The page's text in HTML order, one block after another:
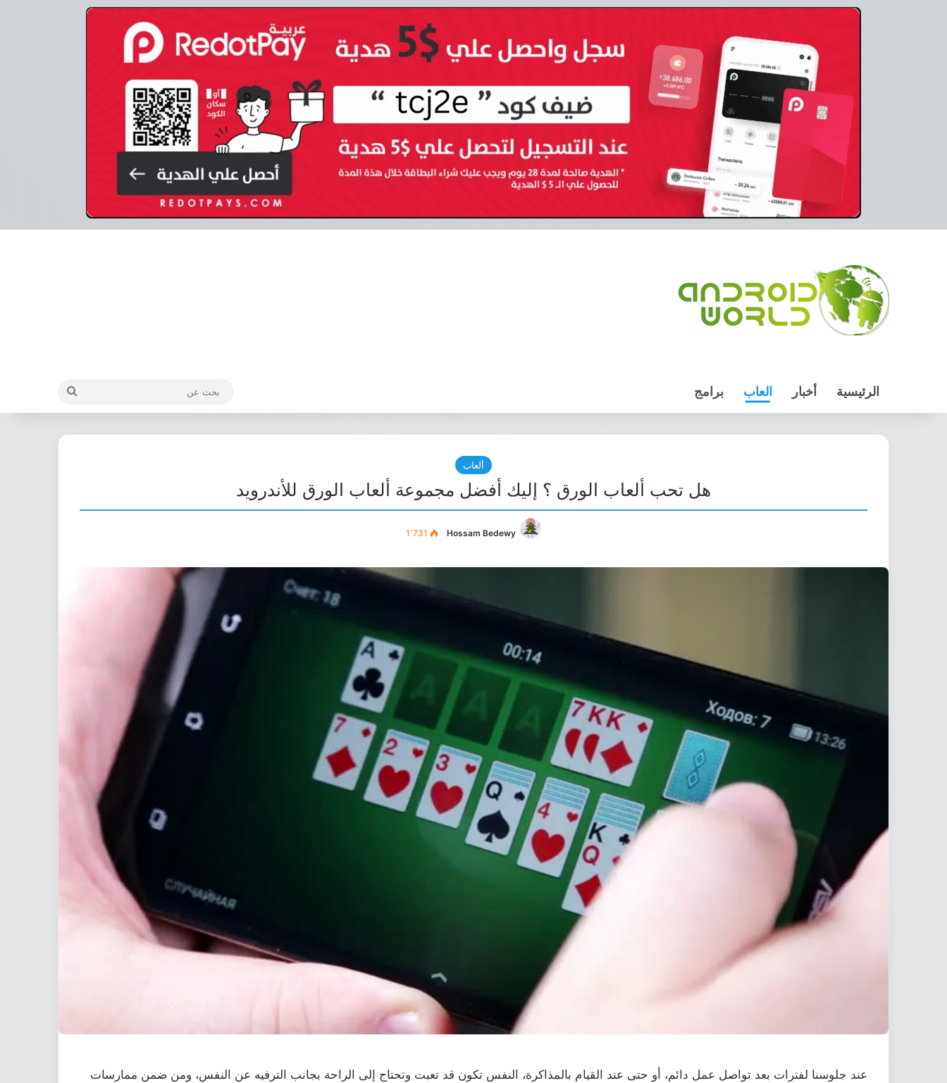
الرئيسية أخبار العاب برامج
بحث
عن
ألعاب
هل تحب ألعاب الورق ؟ إليك أفضل مجموعة ألعاب الورق للأندرويد
Hossam Bedewy 1٬731
عند جلوسنا لفترات بعد تواصل عمل دائم، أو حتى عند القيام بالمذاكرة، النفس تكون قد تعبت وتحتاج إلى الراحة بجانب الترفيه عن النفس، ومن ضمن ممارسات